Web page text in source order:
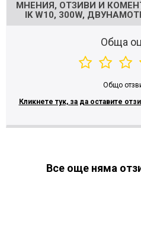
МНЕНИЯ, ОТЗИВИ И
IK W10, 300W,
Обща
Общо
Кликнете тук, за да оставите
Все още няма